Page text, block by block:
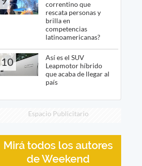
correntino que
rescata personas y
brilla en
competencias
latinoamericanas?
10
Así es el SUV
Leapmotor híbrido
que acaba de llegar al
país
Espacio Publicitario
Mirá todos los autores
de Weekend